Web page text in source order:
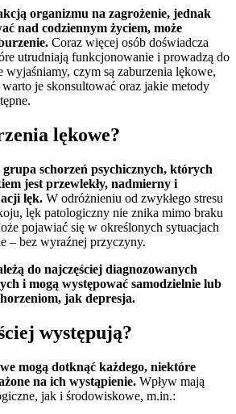
organizmu na zagrożenie, jednak
nad codziennym życiem, może
Coraz więcej osób doświadcza
utrudniają funkcjonowanie i prowadzą do
czym są zaburzenia lękowe,
je skonsultować oraz jakie metody
lękowe?
schorzeń psychicznych, których
jest przewlekły, nadmierny i
lęk. W odróżnieniu od zwykłego stresu
lęk patologiczny nie znika mimo braku
pojawiać się w określonych sytuacjach
– bez wyraźnej przyczyny.
do najczęściej diagnozowanych
i mogą występować samodzielnie lub
jak depresja.
występują?
mogą dotknąć każdego, niektóre
na ich wystąpienie. Wpływ mają
jak i środowiskowe, m.in.: